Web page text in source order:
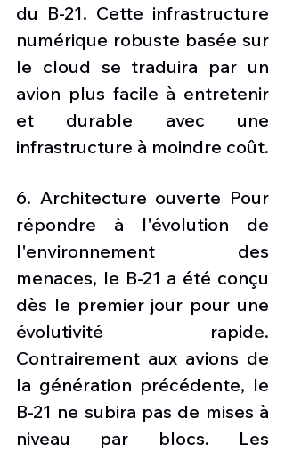
du B-21. Cette infrastructure
numérique robuste basée sur
le cloud se traduira par un
avion plus facile à entretenir
et durable avec une
6. Architecture ouverte Pour
répondre à l'évolution de
l'environnement des
menaces, le B-21 a été conçu
dès le premier jour pour une
évolutivité rapide.
Contrairement aux avions de
la génération précédente, le
B-21 ne subira pas de mises à
niveau par blocs. Les